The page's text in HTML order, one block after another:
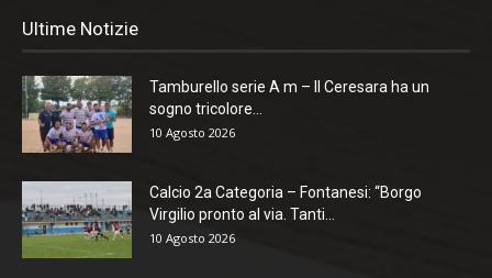
Ultime Notizie
Tamburello serie A m – Il Ceresara ha un
sogno tricolore...
10 Agosto 2026
Calcio 2a Categoria – Fontanesi: “Borgo
Virgilio pronto al via. Tanti...
10 Agosto 2026